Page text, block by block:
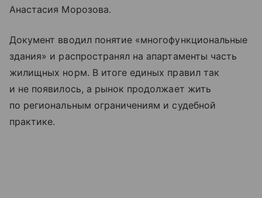
Анастасия Морозова.
Документ вводил понятие «многофункциональные
здания» и распространял на апартаменты часть
жилищных норм. В итоге единых правил так
и не появилось, а рынок продолжает жить
по региональным ограничениям и судебной
практике.